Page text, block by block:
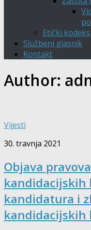
Etički kodeks
Službeni glasnik
Kontakt
Author:
Vijesti
30. travnja 2021
Objava
kandidacijskih
kandidatura i
kandidacijskih